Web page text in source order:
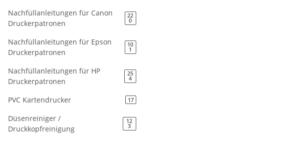
Nachfüllanleitungen für Canon
Druckerpatronen
22
0
Nachfüllanleitungen für Epson
Druckerpatronen
10
1
Nachfüllanleitungen für HP
Druckerpatronen
25
4
PVC Kartendrucker 17
Düsenreiniger /
Druckkopfreinigung
12
3